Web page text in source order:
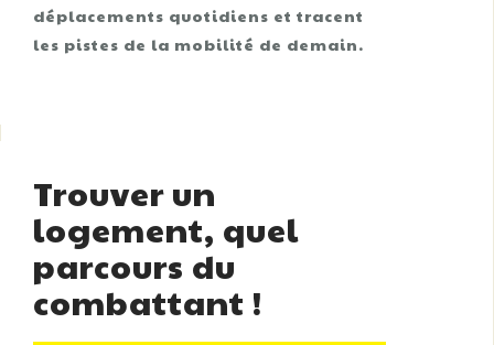
déplacements quotidiens et tracent
les pistes de la mobilité de demain.
Trouver un
logement, quel
parcours du
combattant !